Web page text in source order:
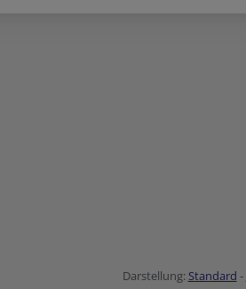
Darstellung: Standard -